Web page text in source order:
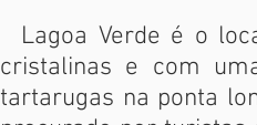
Lagoa Verde é o
cristalinas e com
tartarugas na ponta